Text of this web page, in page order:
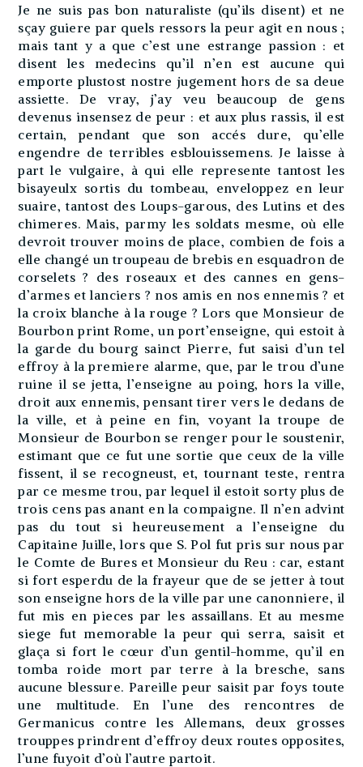
Je ne suis pas bon naturaliste (qu’ils disent) et ne
sçay guiere par quels ressors la peur agit en nous ;
mais tant y a que c’est une estrange passion : et
disent les medecins qu’il n’en est aucune qui
emporte plustost nostre jugement hors de sa deue
assiette. De vray, j’ay veu beaucoup de gens
devenus insensez de peur : et aux plus rassis, il est
certain, pendant que son accés dure, qu’elle
engendre de terribles esblouissemens. Je laisse à
part le vulgaire, à qui elle represente tantost les
bisayeulx sortis du tombeau, enveloppez en leur
suaire, tantost des Loups-garous, des Lutins et des
chimeres. Mais, parmy les soldats mesme, où elle
devroit trouver moins de place, combien de fois a
elle changé un troupeau de brebis en esquadron de
corselets ? des roseaux et des cannes en gens-
d’armes et lanciers ? nos amis en nos ennemis ? et
la croix blanche à la rouge ? Lors que Monsieur de
Bourbon print Rome, un port’enseigne, qui estoit à
la garde du bourg sainct Pierre, fut saisi d’un tel
effroy à la premiere alarme, que, par le trou d’une
ruine il se jetta, l’enseigne au poing, hors la ville,
droit aux ennemis, pensant tirer vers le dedans de
la ville, et à peine en fin, voyant la troupe de
Monsieur de Bourbon se renger pour le soustenir,
estimant que ce fut une sortie que ceux de la ville
fissent, il se recogneust, et, tournant teste, rentra
par ce mesme trou, par lequel il estoit sorty plus de
trois cens pas anant en la compaigne. Il n’en advint
pas du tout si heureusement a l’enseigne du
Capitaine Juille, lors que S. Pol fut pris sur nous par
le Comte de Bures et Monsieur du Reu : car, estant
si fort esperdu de la frayeur que de se jetter à tout
son enseigne hors de la ville par une canonniere, il
fut mis en pieces par les assaillans. Et au mesme
siege fut memorable la peur qui serra, saisit et
glaça si fort le cœur d’un gentil-homme, qu’il en
tomba roide mort par terre à la bresche, sans
aucune blessure. Pareille peur saisit par foys toute
une multitude. En l’une des rencontres de
Germanicus contre les Allemans, deux grosses
trouppes prindrent d’effroy deux routes opposites,
l’une fuyoit d’où l’autre partoit.